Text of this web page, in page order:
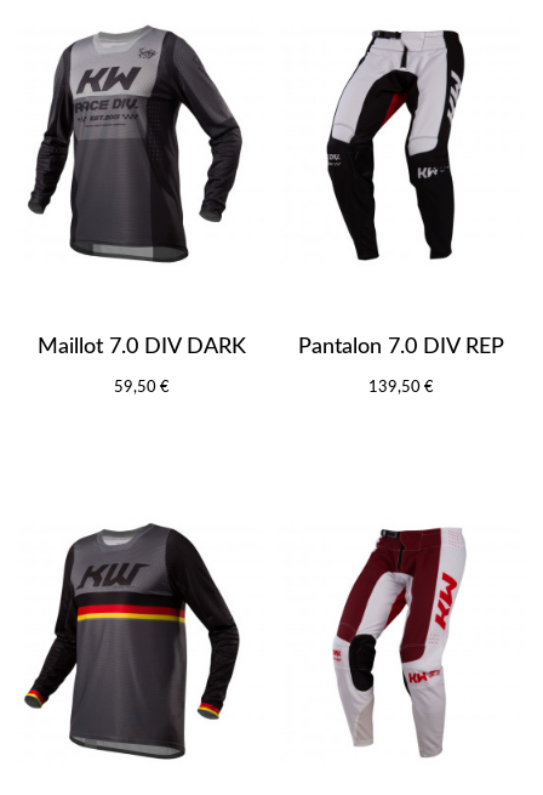
Maillot 7.0 DIV DARK
59,50 €
Pantalon 7.0 DIV REP
139,50 €